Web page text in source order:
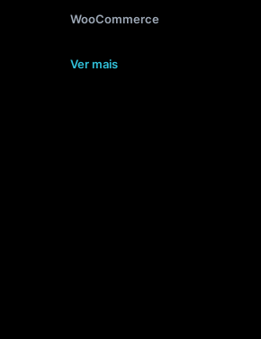
WooCommerce
Ver mais